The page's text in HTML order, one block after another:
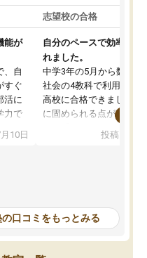
能が
、自
すぐ
活に
力で
よ
分が
人に
ない
10日
志望校の合格
自分のペースで効率よく
れました。
中学3年の5月から数学・
社会の4教科で利用し、
高校に合格できました。
に固められる点が魅力で
項目のおかげで、手軽
元数が可視化されるので
しながら意欲的に取り組
常に効果を実感している
になった現在も大学受験
投稿日：
口コミをもっとみる